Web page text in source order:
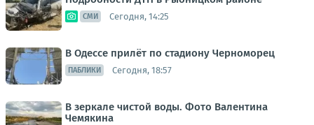
СМИ Сегодня, 14:25
В Одессе прилёт по стадиону Черноморец
ПАБЛИКИ Сегодня, 18:57
В зеркале чистой воды. Фото Валентина
Чемякина